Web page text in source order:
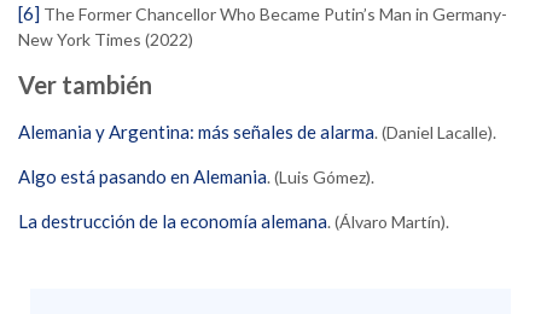
[6] The Former Chancellor Who Became Putin’s Man in Germany-
New York Times (2022)
Ver también
Alemania y Argentina: más señales de alarma. (Daniel Lacalle).
Algo está pasando en Alemania. (Luis Gómez).
La destrucción de la economía alemana. (Álvaro Martín).